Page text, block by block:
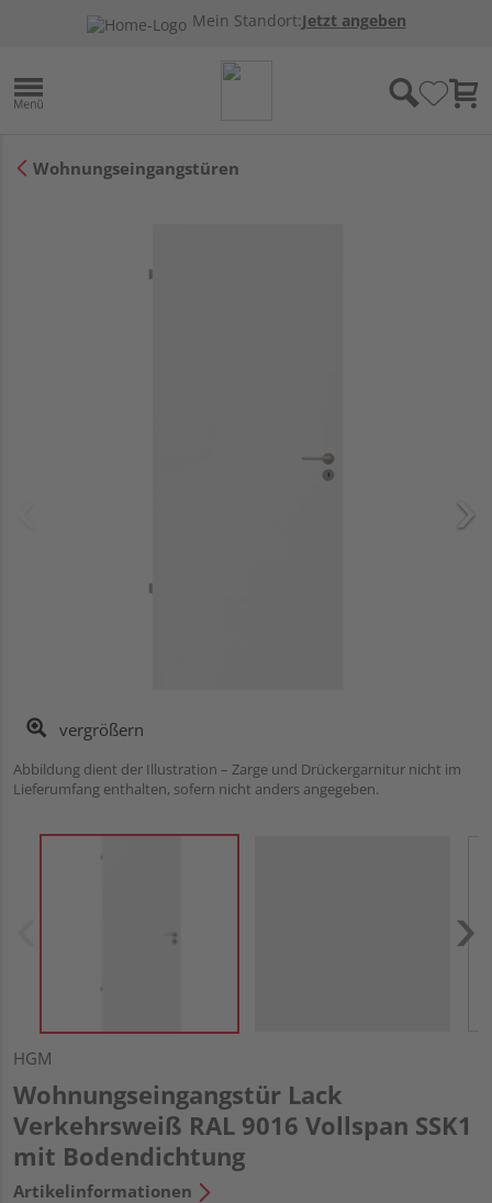
Mein Standort:Jetzt angeben
Wohnungseingangstüren
vergrößern
Abbildung dient der Illustration – Zarge und Drückergarnitur nicht im
Lieferumfang enthalten, sofern nicht anders angegeben.
HGM
Wohnungseingangstür Lack
Verkehrsweiß RAL 9016 Vollspan SSK1
mit Bodendichtung
Artikelinformationen